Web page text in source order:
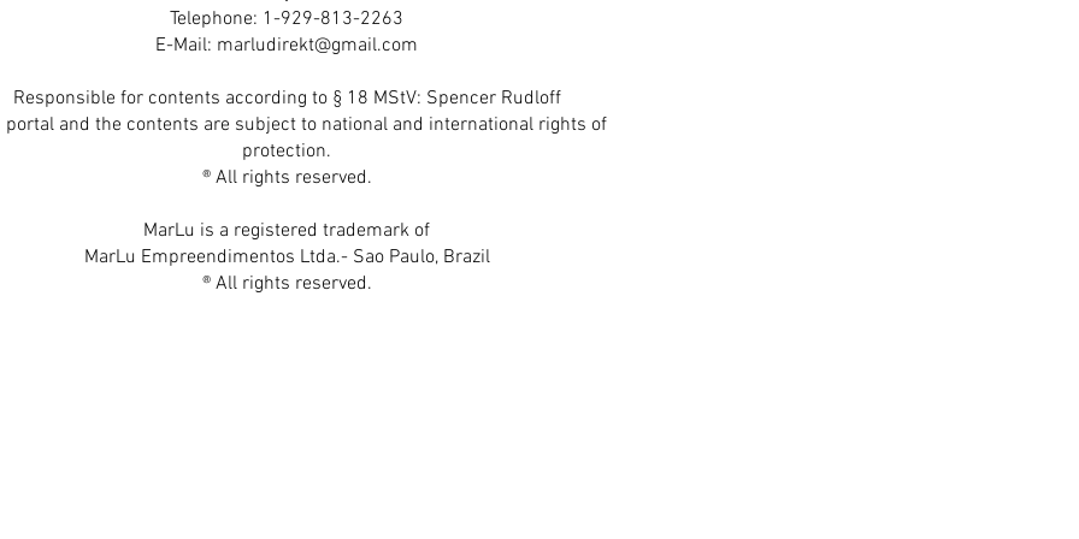
Telephone: 1-929-813-2263
E-Mail: marludirekt@gmail.com
Responsible for contents according to § 18 MStV: Spencer Rudloff
portal and the contents are subject to national and international rights of
protection.
® All rights reserved.
MarLu is a registered trademark of
MarLu Empreendimentos Ltda.- Sao Paulo, Brazil
® All rights reserved.